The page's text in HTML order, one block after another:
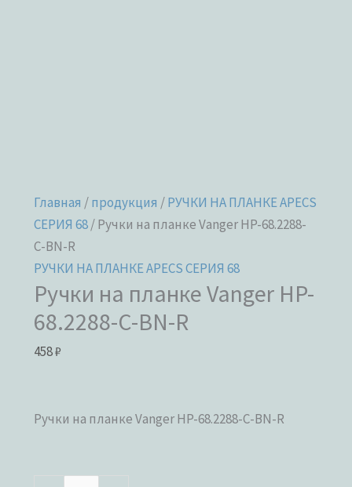
Главная /продукция /РУЧКИ НА ПЛАНКЕ APECS
СЕРИЯ 68/ Ручки на планке Vanger HP-68.2288-
C-BN-R
РУЧКИ НА ПЛАНКЕ APECS СЕРИЯ 68
Ручки на планке Vanger HP-
68.2288-C-BN-R
458₽
Ручки на планке Vanger HP-68.2288-C-BN-R